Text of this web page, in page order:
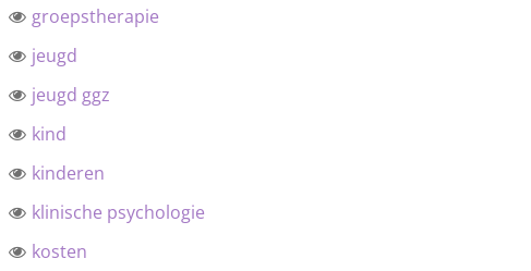
groepstherapie
jeugd
jeugd ggz
kind
kinderen
klinische psychologie
kosten